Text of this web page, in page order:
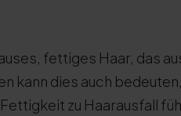
fettiges Haar, das
kann dies auch
zu Haarausfall